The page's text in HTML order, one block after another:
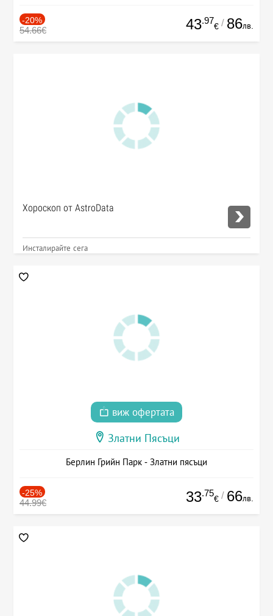
-20%
54.66€ 43.97
€ / 86лв.
Хороскоп от AstroData
Инсталирайте сега
виж офертата
Златни Пясъци
Берлин Грийн Парк - Златни пясъци
-25%
44.99€ 33.75
€ / 66лв.